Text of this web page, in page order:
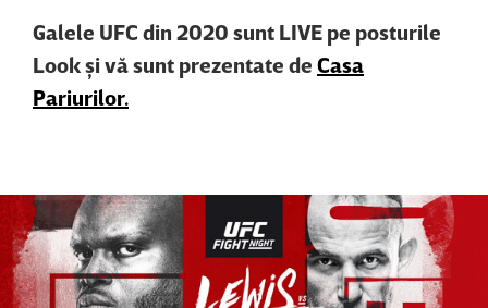
Galele UFC din 2020 sunt LIVE pe posturile
Look şi vă sunt prezentate de Casa
Pariurilor.